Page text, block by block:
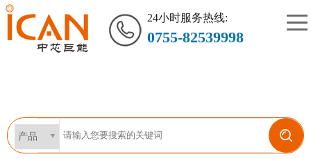
24小时服务热线:
0755-82539998